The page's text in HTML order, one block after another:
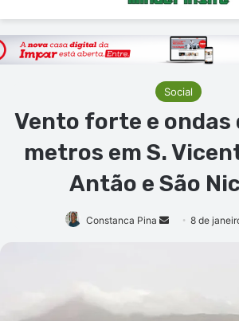
Social
Vento forte e ondas
metros em S.
Antão e São
Constanca Pina
Mande8 de